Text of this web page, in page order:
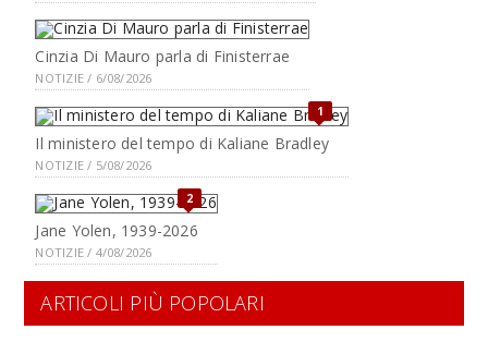
Cinzia Di Mauro parla di Finisterrae
NOTIZIE / 6/08/2026
1
Il ministero del tempo di Kaliane Bradley
NOTIZIE / 5/08/2026
2
Jane Yolen, 1939-2026
NOTIZIE / 4/08/2026
ARTICOLI PIÙ POPOLARI